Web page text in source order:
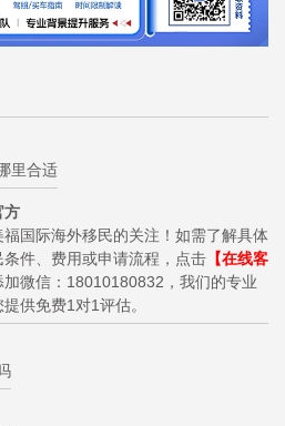
里合适
方
福国际海外移民的关注！如需了解具体
条件、费用或申请流程，点击 【在线客
加微信：18010180832，我们的专业
供免费1对1评估。